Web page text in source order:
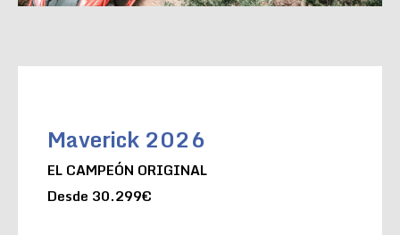
Maverick 2026
EL CAMPEÓN ORIGINAL
Desde 30.299€